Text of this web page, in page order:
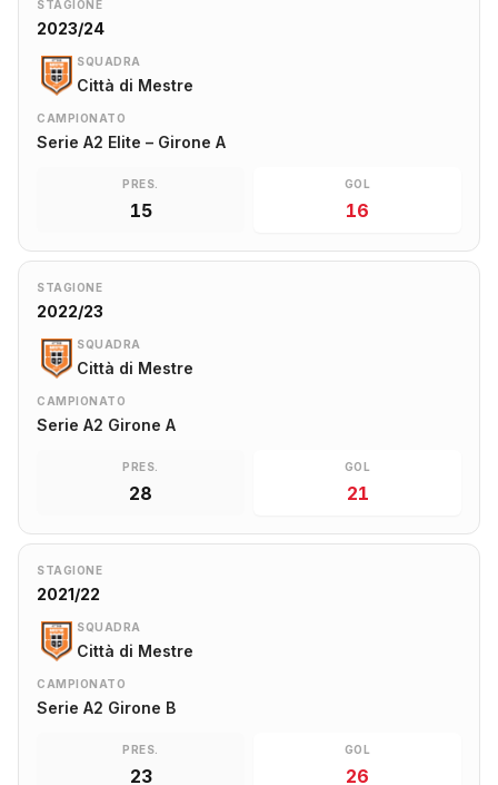
STAGIONE
2023/24
SQUADRA
Città di Mestre
CAMPIONATO
Serie A2 Elite – Girone A
PRES.
15
GOL
16
STAGIONE
2022/23
SQUADRA
Città di Mestre
CAMPIONATO
Serie A2 Girone A
PRES.
28
GOL
21
STAGIONE
2021/22
SQUADRA
Città di Mestre
CAMPIONATO
Serie A2 Girone B
PRES.
23
GOL
26